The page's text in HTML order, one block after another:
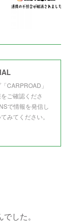
CARPROAD」
ご確認くださ
で情報を発信し
みてください。
した。